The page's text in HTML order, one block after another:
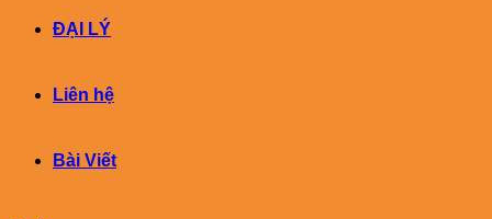
ĐẠI LÝ
Liên hệ
Bài Viết